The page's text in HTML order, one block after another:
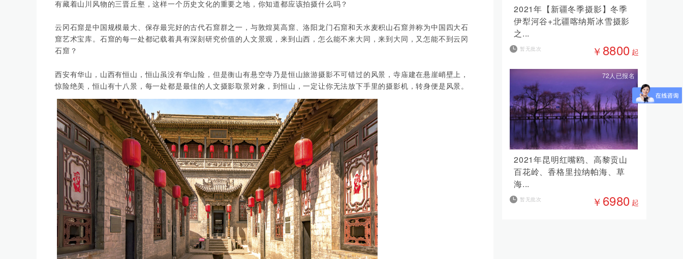
有藏着山川风物的三晋丘壑，这样一个历史文化的重要之地，你知道都应该拍摄什么吗？
云冈石窟是中国规模最大、保存最完好的古代石窟群之一，与敦煌莫高窟、洛阳龙门石窟和天水麦积山石窟并称为中国四大石
窟艺术宝库。石窟的每一处都记载着具有深刻研究价值的人文景观，来到山西，怎么能不来大同，来到大同，又怎能不到云冈
石窟？
西安有华山，山西有恒山，恒山虽没有华山险，但是衡山有悬空寺乃是恒山旅游摄影不可错过的风景，寺庙建在悬崖峭壁上，
惊险绝美，恒山有十八景，每一处都是最佳的人文摄影取景对象，到恒山，一定让你无法放下手里的摄影机，转身便是风景。
2021年【新疆冬季摄影】冬季
伊犁河谷+北疆喀纳斯冰雪摄影
之...
暂无批次 ￥ 8800 起
72人已报名
2021年昆明红嘴鸥、高黎贡山
百花岭、香格里拉纳帕海、草
海...
暂无批次 ￥ 6980 起